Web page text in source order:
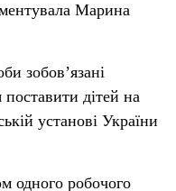
Марина
зобов’язані
дітей на
установі України
одного робочого